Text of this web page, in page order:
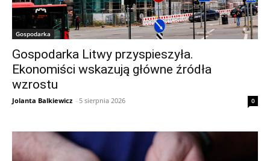
Gospodarka
Gospodarka Litwy przyspieszyła.
Ekonomiści wskazują główne źródła
wzrostu
Jolanta Balkiewicz - 5 sierpnia 2026 0